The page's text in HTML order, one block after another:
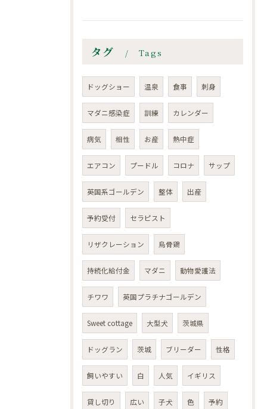
タグ Tags
ドッグショー 温泉 食事 刺身
マダニ感染症 訓練 カレンダー
病気 相性 お産 熱中症
エアコン プードル コロナ サップ
英国系ゴールデン 整体 出産
予約受付 セラピスト
リザクレーション 烏骨鶏
持続化給付金 マダニ 動物愛護法
チワワ 英国プラチナゴールデン
Sweet cottage 大型犬 茨城県
ドッグラン 茨城 ブリーダー 性格
飼いやすい 白 人気 イギリス
貸し切り 広い 子犬 色 予約